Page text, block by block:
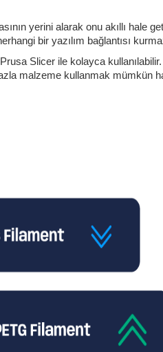
yerini alarak onu akıllı
bir yazılım bağlantısı
Prusa Slicer ile kolayca
malzeme kullanmak mümkün